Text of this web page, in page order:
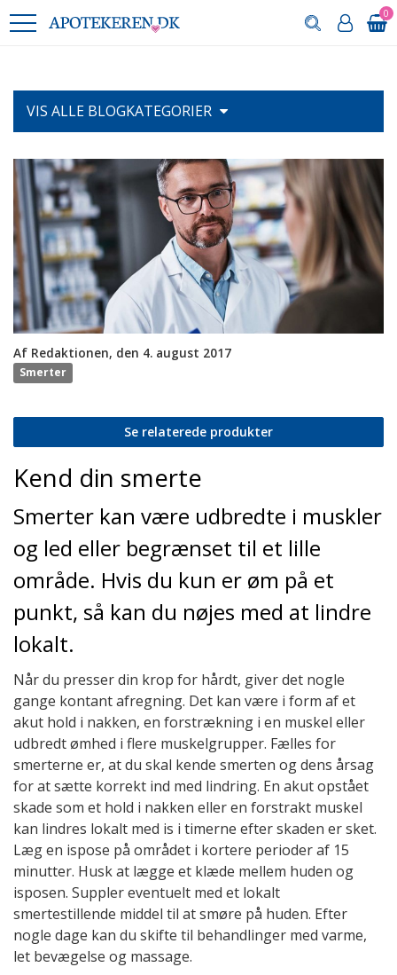
0
VIS ALLE BLOGKATEGORIER
Af Redaktionen, den 4. august 2017
Smerter
Se relaterede produkter
Kend din smerte
Smerter kan være udbredte i muskler
og led eller be­grænset til et lille
område. Hvis du kun er øm på et
punkt, så kan du nøjes med at lindre
lokalt.
Når du presser din krop for hårdt, giver det nogle
gange kontant afregning. Det kan være i form af et
akut hold i nakken, en forstrækning i en muskel eller
udbredt ømhed i flere muskelgrupper. Fælles for
smerterne er, at du skal kende smerten og dens årsag
for at sætte korrekt ind med lindring. En akut opstået
skade som et hold i nakken eller en forstrakt muskel
kan lindres lokalt med is i timerne efter skaden er sket.
Læg en ispose på området i kortere perioder af 15
minutter. Husk at lægge et klæde mellem huden og
isposen. Suppler eventuelt med et lokalt
smertestillende middel til at smøre på huden. Efter
nogle dage kan du skifte til behandlinger med varme,
let bevægelse og massage.